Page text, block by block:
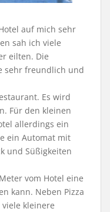
auf mich sehr
sah ich viele
eilten. Die
sehr freundlich und
Es wird
Für den kleinen
allerdings ein
ein Automat mit
und Süßigkeiten
vom Hotel eine
kann. Neben Pizza
kleinere